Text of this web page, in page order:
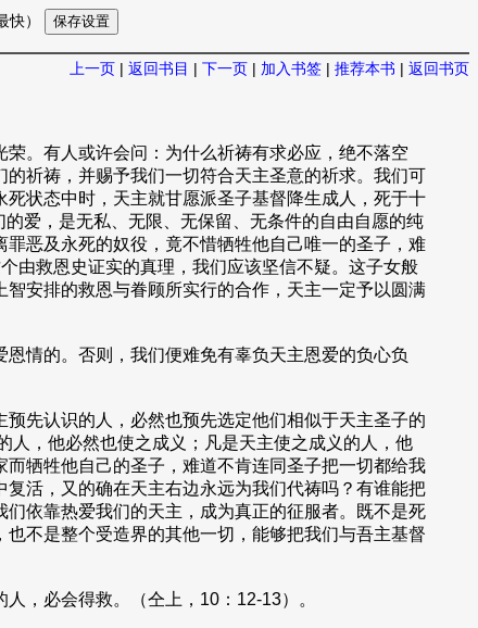
快）
上一页 | 返回书目 | 下一页 | 加入书签 | 推荐本书 | 返回书页
。有人或许会问：为什么祈祷有求必应，绝不落空
祈祷，并赐予我们一切符合天主圣意的祈求。我们可
状态中时，天主就甘愿派圣子基督降生成人，死于十
的爱，是无私、无限、无保留、无条件的自由自愿的纯
恶及永死的奴役，竟不惜牺牲他自己唯一的圣子，难
由救恩史证实的真理，我们应该坚信不疑。这子女般
安排的救恩与眷顾所实行的合作，天主一定予以圆满
情的。否则，我们便难免有辜负天主恩爱的负心负
先认识的人，必然也预先选定他们相似于天主圣子的
人，他必然也使之成义；凡是天主使之成义的人，他
牺牲他自己的圣子，难道不肯连同圣子把一切都给我
活，又的确在天主右边永远为我们代祷吗？有谁能把
依靠热爱我们的天主，成为真正的征服者。既不是死
不是整个受造界的其他一切，能够把我们与吾主基督
，必会得救。（仝上，10：12-13）。